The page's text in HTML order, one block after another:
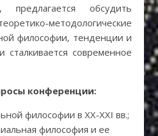
обсудить
методологические
философии, тенденции и
современное
конференции:
философии в XX-XXI вв.;
философия и ее